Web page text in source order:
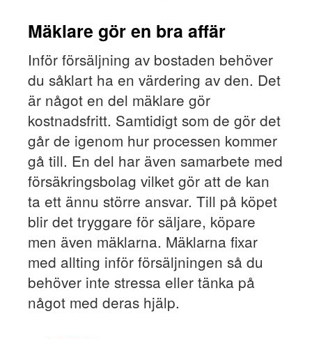
Mäklare gör en bra affär
Inför försäljning av bostaden behöver
du såklart ha en värdering av den. Det
är något en del mäklare gör
kostnadsfritt. Samtidigt som de gör det
går de igenom hur processen kommer
gå till. En del har även samarbete med
försäkringsbolag vilket gör att de kan
ta ett ännu större ansvar. Till på köpet
blir det tryggare för säljare, köpare
men även mäklarna. Mäklarna fixar
med allting inför försäljningen så du
behöver inte stressa eller tänka på
något med deras hjälp.